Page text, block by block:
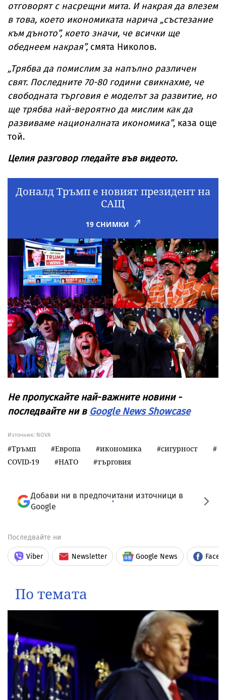
отговорят с насрещни мита. И накрая да влезем
в това, което икономиката нарича „състезание
към дъното”, което значи, че всички ще
обеднеем накрая”,смята Николов.
„Трябва да помислим за напълно различен
свят. Последните 70-80 години свикнахме, че
свободната търговия е моделът за развитие, но
ще трябва най-вероятно да мислим как да
развиваме националната икономика”, каза още
той.
Целия разговор гледайте във видеото.
Доналд Тръмп е новият президент на
САЩ
19 СНИМКИ
Не пропускайте най-важните новини -
последвайте ни в Google News Showcase
Източник: NOVA
Тръмп Европа икономика
сигурност
COVID-19
НАТО търговия
Добави ни в предпочитани източници в
Google
Последвайте ни
Viber Newsletter Google News
По темата